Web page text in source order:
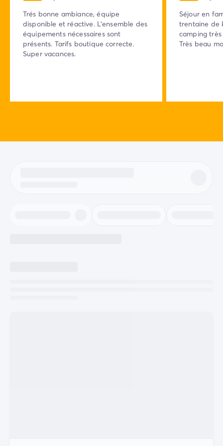
Trés bonne ambiance, équipe
disponible et réactive. L'ensemble des
équipements nécessaires sont
présents. Tarifs boutique correcte.
Super vacances.
Séjour en
trentaine de
camping
Très beau